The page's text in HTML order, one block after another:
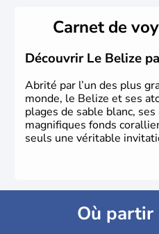
Carnet de
Découvrir Le Belize
Abrité par l’un des plus
monde, le Belize et ses
plages de sable blanc,
magnifiques fonds
seuls une véritable
Où partir